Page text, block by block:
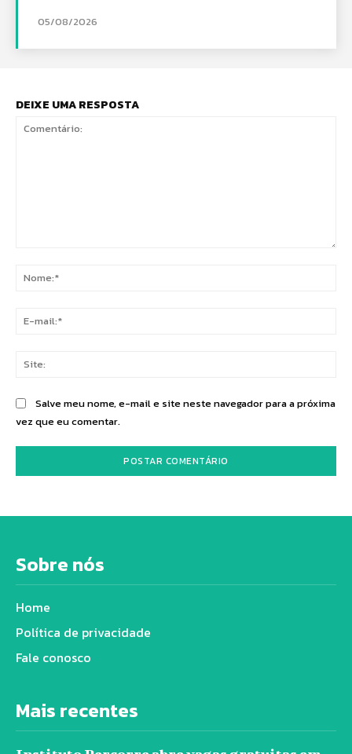
05/08/2026
DEIXE UMA RESPOSTA
Salve meu nome, e-mail e site neste navegador para a próxima
vez que eu comentar.
Sobre nós
Home
Política de privacidade
Fale conosco
Mais recentes